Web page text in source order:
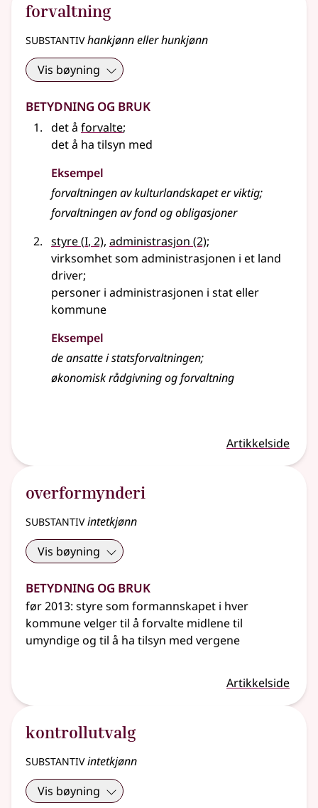
forvaltning
substantivhankjønn eller hunkjønn
Vis bøyning
Betydning og bruk
det å forvalte;
det å ha tilsyn med
Eksempel
forvaltningen av kulturlandskapet er viktig;
forvaltningen av fond og obligasjoner
styre(1
I, 2), administrasjon (2);
virksomhet som administrasjonen i et land
driver;
personer i administrasjonen i stateller
kommune
Eksempel
de ansatte i statsforvaltningen;
økonomisk rådgivning og forvaltning
Artikkelside
overformynderi
substantivintetkjønn
Vis bøyning
Betydning og bruk
før 2013: styre som formannskapet i hver
kommune velger til å forvalte midlene til
umyndige og til å ha tilsyn med vergene
Artikkelside
kontrollutvalg
substantivintetkjønn
Vis bøyning